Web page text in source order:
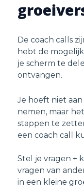
De coach calls
hebt de
je scherm te
ontvangen.
Je hoeft niet
nemen, maar
stappen te
een coach call
Stel je vragen +
vragen van
in een kleine